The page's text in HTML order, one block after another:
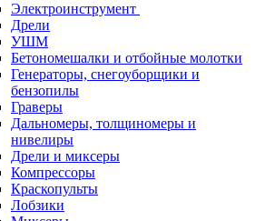
Электроинструмент
Дрели
УШМ
Бетономешалки и отбойные молотки
Генераторы, снегоуборщики и
бензопилы
Граверы
Дальномеры, толщиномеры и
нивелиры
Дрели и миксеры
Компрессоры
Краскопульты
Лобзики